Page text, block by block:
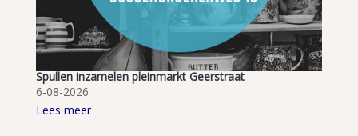
Spullen inzamelen pleinmarkt Geerstraat
6-08-2026
Lees meer